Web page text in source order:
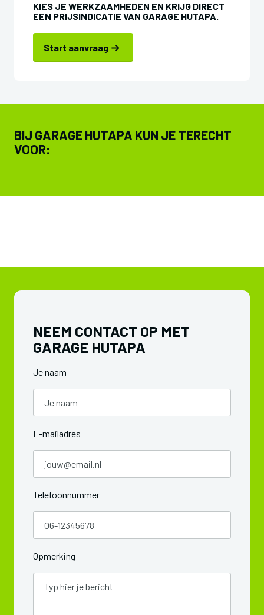
KIES JE WERKZAAMHEDEN EN KRIJG DIRECT
EEN PRIJSINDICATIE VAN GARAGE HUTAPA.
Start aanvraag
BIJ GARAGE HUTAPA KUN JE TERECHT
VOOR:
NEEM CONTACT OP MET
GARAGE HUTAPA
Je naam
E-mailadres
Telefoonnummer
Opmerking